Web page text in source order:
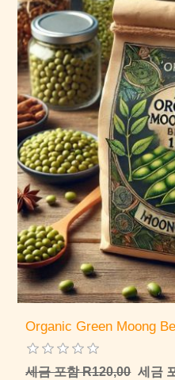
Organic Green Moong
세금 포함 R120,00 세금